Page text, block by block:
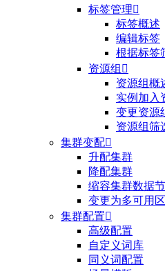
标签管理
标签概述
编辑标签
根据标签
资源组 
资源组概
实例加入
变更资源
资源组筛
集群变配
升配集群
降配集群
缩容集群数据
变更为多可用
集群配置
高级配置
自定义词库
同义词配置